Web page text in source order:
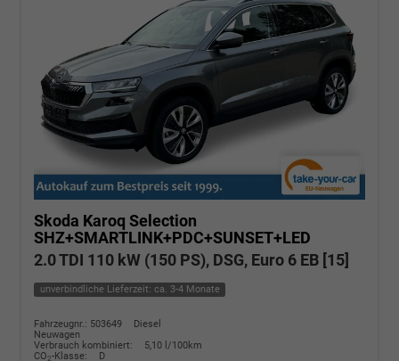
Skoda Karoq Selection
SHZ+SMARTLINK+PDC+SUNSET+LED
2.0 TDI 110 kW (150 PS), DSG, Euro 6 EB [15]
unverbindliche Lieferzeit: ca. 3-4 Monate
Fahrzeugnr.: 503649
Diesel
Neuwagen
Verbrauch kombiniert:
5,10 l/100km
CO2-Klasse:
D